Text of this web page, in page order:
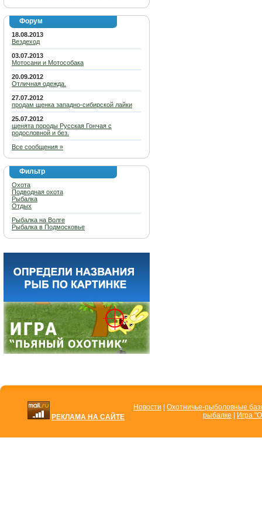
Форум
18.08.2013
Вездеход
03.07.2013
Мотосани и Мотособака
20.09.2012
Отличная одежда.
27.07.2012
продам щенка западно-сибирской лайки
25.07.2012
щенята породы Русская Гончая с
родословной и без.
Все сообщения »
Фильтр
Охота
Подводная охота
Рыбалка
Отдых
Рыбалка на Волге
Рыбалка в Подмосковье
РЕКЛАМА НА САЙТЕ
Новости
Охотничье-рыболовные
рыбалке
Игра